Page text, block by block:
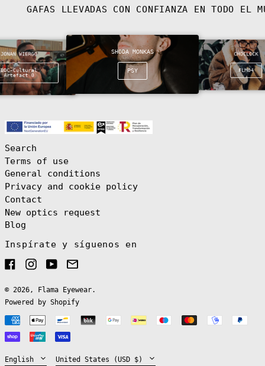
GAFAS LLEVADAS CON CONFIANZA EN TODO EL
JONAN WIERGO
DDC-Cultural
Artefact 0
SHODA MONKAS
PSY
CHOCLOCK
FLM04
Search
Terms of use
General conditions
Privacy and cookie policy
Contact
New optics request
Blog
Inspírate y síguenos en
FacebookInstagram
YouTubeEmail
© 2026, Flama Eyewear.
Powered by Shopify
Payment
methods
Language
English
Español
Country/region
United States (USD $)
Bhutan (EUR €)
Bosnia &
Herzegovina
(BAM КМ)
Botswana (BWP
Bouvet Island
British Indian
British Virgin
Brunei (BND $)
Burundi (BIF
Fr)
Cambodia (KHR
Cameroon (XAF
CFA)
Canada (CAD $)
Cape Verde (CVE
(USD $)